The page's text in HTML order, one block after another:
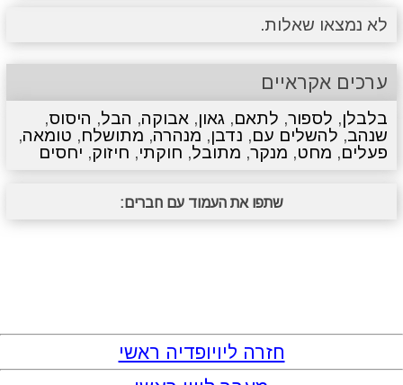
לא נמצאו שאלות.
ערכים אקראיים
בלבלן, לספור, לתאם, גאון, אבוקה, הבל, היסוס,
שנהב, להשלים עם, נדבן, מנהרה, מתושלח, טומאה,
פעלים, מחט, מנקר, מתובל, חוקתי, חיזוק, יחסים
שתפו את העמוד עם חברים:
חזרה ליויופדיה ראשי